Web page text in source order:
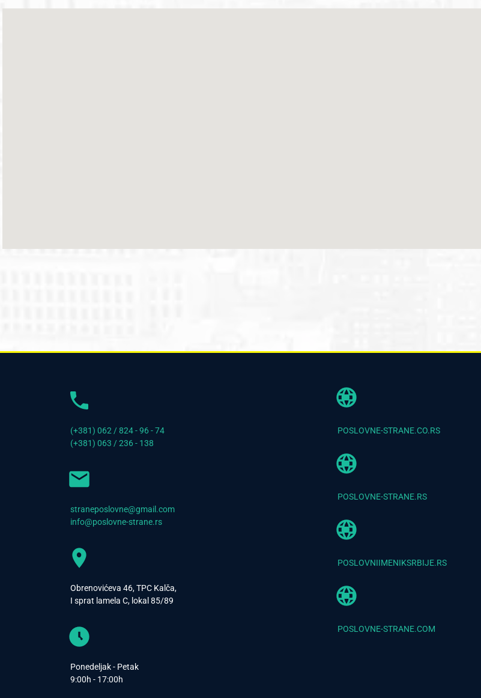
(+381) 062 / 824 - 96 - 74
(+381) 063 / 236 - 138
straneposlovne@gmail.com
info@poslovne-strane.rs
Obrenovićeva 46, TPC Kalča,
I sprat lamela C, lokal 85/89
Ponedeljak - Petak
9:00h - 17:00h
POSLOVNE-STRANE.CO.RS
POSLOVNE-STRANE.RS
POSLOVNIIMENIKSRBIJE.RS
POSLOVNE-STRANE.COM